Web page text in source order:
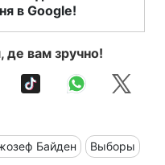
в Google!
де вам зручно!
Байден Выборы